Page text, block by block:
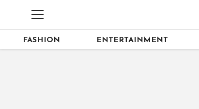
FASHION ENTERTAINMENT